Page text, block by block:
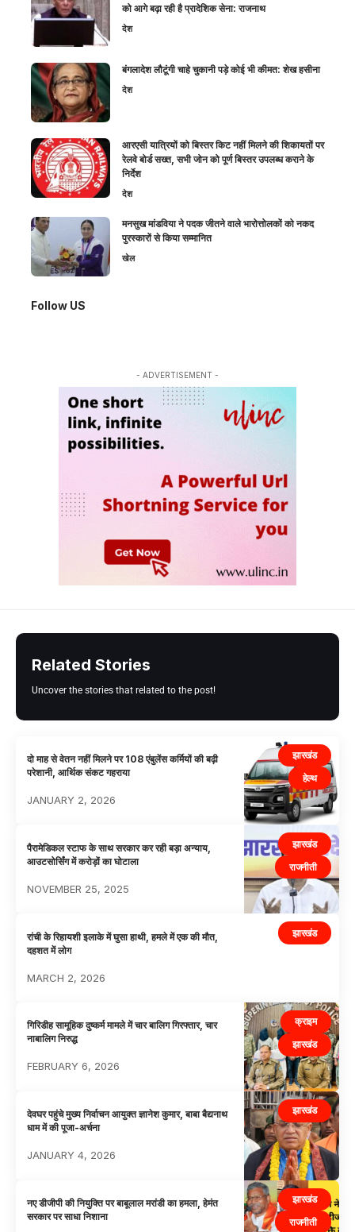
को आगे बढ़ा रही है प्रादेशिक सेना: राजनाथ
देश
बंगलादेश लौटूंगी चाहे चुकानी पड़े कोई भी कीमत: शेख हसीना
देश
आरएसी यात्रियों को बिस्तर किट नहीं मिलने की शिकायतों पर
रेलवे बोर्ड सख्त, सभी जोन को पूर्ण बिस्तर उपलब्ध कराने के
निर्देश
देश
मनसुख मांडविया ने पदक जीतने वाले भारोत्तोलकों को नकद
पुरस्कारों से किया सम्मानित
खेल
Follow US
- ADVERTISEMENT -
Related Stories
Uncover the stories that related to the post!
झारखंड
हेल्थ
दो माह से वेतन नहीं मिलने पर 108 एंबुलेंस कर्मियों की बढ़ी
परेशानी, आर्थिक संकट गहराया
JANUARY 2, 2026
झारखंड
राजनीती
पैरामेडिकल स्टाफ के साथ सरकार कर रही बड़ा अन्याय,
आउटसोर्सिंग में करोड़ों का घोटाला
NOVEMBER 25, 2025
झारखंड
रांची के रिहायशी इलाके में घुसा हाथी, हमले में एक की मौत,
दहशत में लोग
MARCH 2, 2026
क्राइम
झारखंड
गिरिडीह सामूहिक दुष्कर्म मामले में चार बालिग गिरफ्तार, चार
नाबालिग निरुद्ध
FEBRUARY 6, 2026
झारखंड
देवघर पहुंचे मुख्य निर्वाचन आयुक्त ज्ञानेश कुमार, बाबा बैद्यनाथ
धाम में की पूजा-अर्चना
JANUARY 4, 2026
झारखंड
राजनीती
नए डीजीपी की नियुक्ति पर बाबूलाल मरांडी का हमला, हेमंत
सरकार पर साधा निशाना